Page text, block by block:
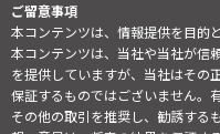
ご留意事項
本コンテンツは、情報提供を目的
本コンテンツは、当社や当社が信
を提供していますが、当社はその
保証するものではございません。
その他の取引を推奨し、勧誘する